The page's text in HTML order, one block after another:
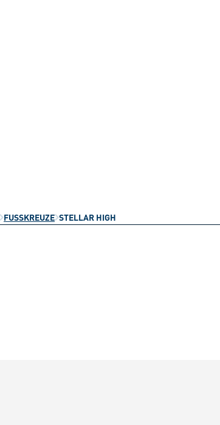
FUSSKREUZE STELLAR HIGH